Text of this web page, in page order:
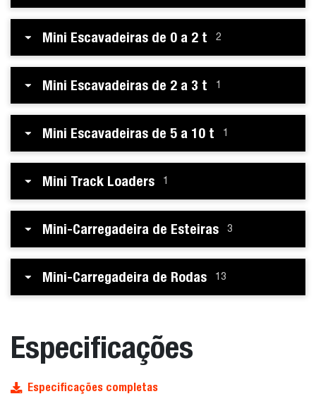
Mini Escavadeiras de 0 a 2 t 2
Mini Escavadeiras de 2 a 3 t 1
Mini Escavadeiras de 5 a 10 t 1
Mini Track Loaders 1
Mini-Carregadeira de Esteiras 3
Mini-Carregadeira de Rodas 13
Especificações
Especificações completas